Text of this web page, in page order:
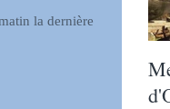
la dernière